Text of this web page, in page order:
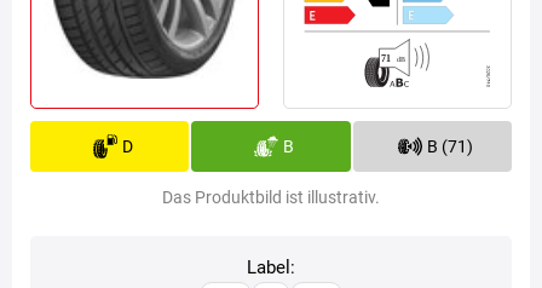
D B B (71)
Das Produktbild ist illustrativ.
Label: